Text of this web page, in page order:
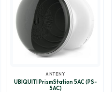
ANTENY
UBIQUITI PrismStation 5AC (PS-
5AC)